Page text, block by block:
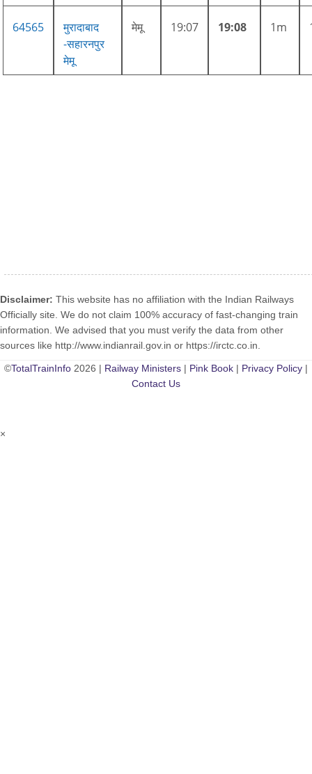
64565
मुरादाबाद
-सहारनपुर
मेमू
मेमू 19:07 19:08 1m
Disclaimer: This website has no affiliation with the Indian Railways
Officially site. We do not claim 100% accuracy of fast-changing train
information. We advised that you must verify the data from other
sources like http://www.indianrail.gov.in or https://irctc.co.in.
©TotalTrainInfo 2026 | Railway Ministers | Pink Book | Privacy Policy |
Contact Us
×